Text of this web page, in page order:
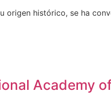
origen histórico, se ha
Academy